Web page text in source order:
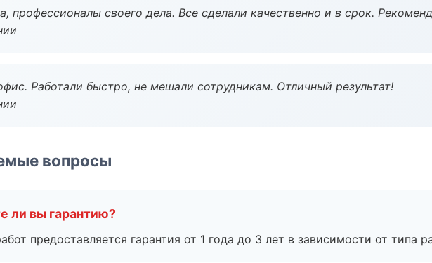
профессионалы своего дела. Все сделали качественно и в срок.
Работали быстро, не мешали сотрудникам. Отличный результат!
вопросы
ли вы гарантию?
предоставляется гарантия от 1 года до 3 лет в зависимости от типа